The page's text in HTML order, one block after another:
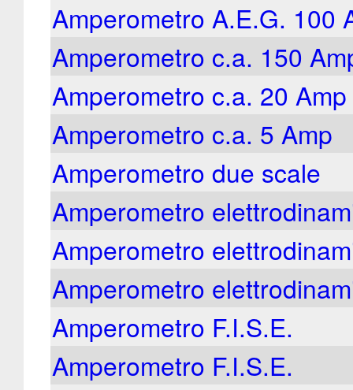
Amperometro A.E.G. 100
Amperometro c.a. 150
Amperometro c.a. 20 Amp
Amperometro c.a. 5 Amp
Amperometro due scale
Amperometro
Amperometro
Amperometro
Amperometro F.I.S.E.
Amperometro F.I.S.E.